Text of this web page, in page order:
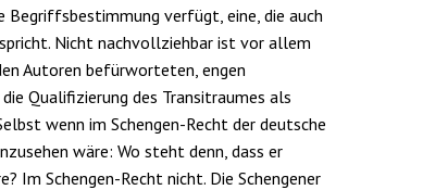
Begriffsbestimmung verfügt, eine, die auch
Nicht nachvollziehbar ist vor allem
Autoren befürworteten, engen
Qualifizierung des Transitraumes als
wenn im Schengen-Recht der deutsche
wäre: Wo steht denn, dass er
Im Schengen-Recht nicht. Die Schengener